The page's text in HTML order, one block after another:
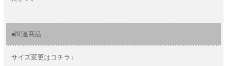
■関連商品
サイズ変更はコチラ↓